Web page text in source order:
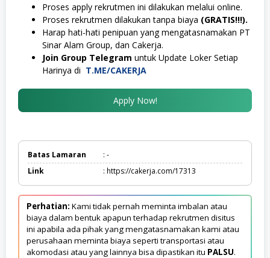
Proses apply rekrutmen ini dilakukan melalui online.
Proses rekrutmen dilakukan tanpa biaya (GRATIS!!!).
Harap hati-hati penipuan yang mengatasnamakan PT
Sinar Alam Group, dan Cakerja.
Join Group Telegram untuk Update Loker Setiap
Harinya di T.ME/CAKERJA
Apply Now!
Batas Lamaran
: -
Link
: https://cakerja.com/17313
Perhatian: Kami tidak pernah meminta imbalan atau
biaya dalam bentuk apapun terhadap rekrutmen disitus
ini apabila ada pihak yang mengatasnamakan kami atau
perusahaan meminta biaya seperti transportasi atau
akomodasi atau yang lainnya bisa dipastikan itu PALSU.